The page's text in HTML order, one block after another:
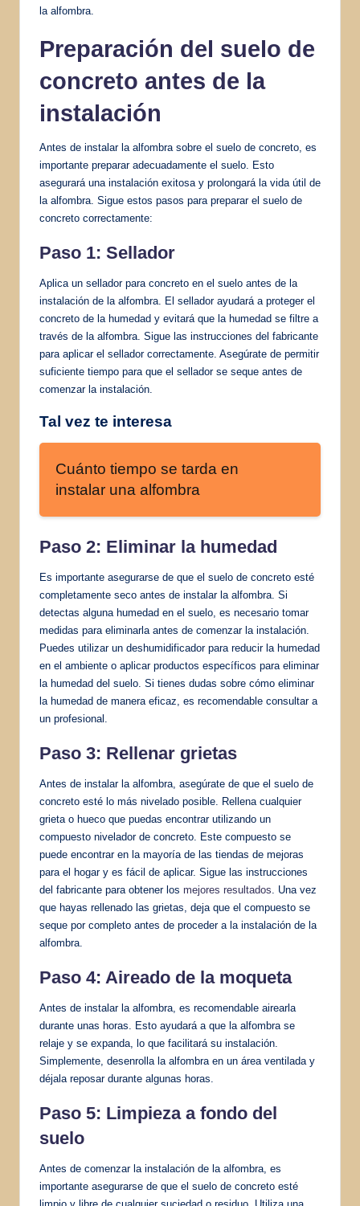
la alfombra.
Preparación del suelo de
concreto antes de la
instalación
Antes de instalar la alfombra sobre el suelo de concreto, es
importante preparar adecuadamente el suelo. Esto
asegurará una instalación exitosa y prolongará la vida útil de
la alfombra. Sigue estos pasos para preparar el suelo de
concreto correctamente:
Paso 1: Sellador
Aplica un sellador para concreto en el suelo antes de la
instalación de la alfombra. El sellador ayudará a proteger el
concreto de la humedad y evitará que la humedad se filtre a
través de la alfombra. Sigue las instrucciones del fabricante
para aplicar el sellador correctamente. Asegúrate de permitir
suficiente tiempo para que el sellador se seque antes de
comenzar la instalación.
Tal vez te interesa
Cuánto tiempo se tarda en
instalar una alfombra
Paso 2: Eliminar la humedad
Es importante asegurarse de que el suelo de concreto esté
completamente seco antes de instalar la alfombra. Si
detectas alguna humedad en el suelo, es necesario tomar
medidas para eliminarla antes de comenzar la instalación.
Puedes utilizar un deshumidificador para reducir la humedad
en el ambiente o aplicar productos específicos para eliminar
la humedad del suelo. Si tienes dudas sobre cómo eliminar
la humedad de manera eficaz, es recomendable consultar a
un profesional.
Paso 3: Rellenar grietas
Antes de instalar la alfombra, asegúrate de que el suelo de
concreto esté lo más nivelado posible. Rellena cualquier
grieta o hueco que puedas encontrar utilizando un
compuesto nivelador de concreto. Este compuesto se
puede encontrar en la mayoría de las tiendas de mejoras
para el hogar y es fácil de aplicar. Sigue las instrucciones
del fabricante para obtener los mejores resultados . Una vez
que hayas rellenado las grietas, deja que el compuesto se
seque por completo antes de proceder a la instalación de la
alfombra.
Paso 4: Aireado de la moqueta
Antes de instalar la alfombra, es recomendable airearla
durante unas horas. Esto ayudará a que la alfombra se
relaje y se expanda, lo que facilitará su instalación.
Simplemente, desenrolla la alfombra en un área ventilada y
déjala reposar durante algunas horas.
Paso 5: Limpieza a fondo del
suelo
Antes de comenzar la instalación de la alfombra, es
importante asegurarse de que el suelo de concreto esté